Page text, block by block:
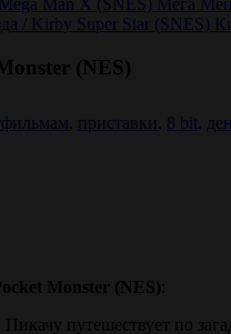
Мега
(NES)
, приставки , 8 bit,
Monster (NES)
путешествует по